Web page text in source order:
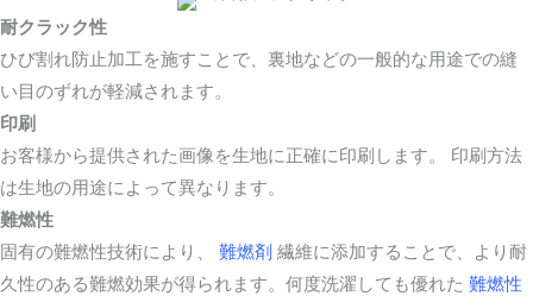
耐クラック性
ひび割れ防止加工を施すことで、裏地などの一般的な用途での縫
い目のずれが軽減されます。
印刷
お客様から提供された画像を生地に正確に印刷します。 印刷方法
は生地の用途によって異なります。
難燃性
固有の難燃性技術により、 難燃剤 繊維に添加することで、より耐
久性のある難燃効果が得られます。何度洗濯しても優れた 難燃性